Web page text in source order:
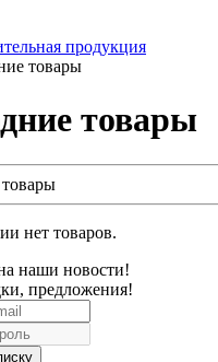
продукция
товары
товары
нет товаров.
наши новости!
предложения!